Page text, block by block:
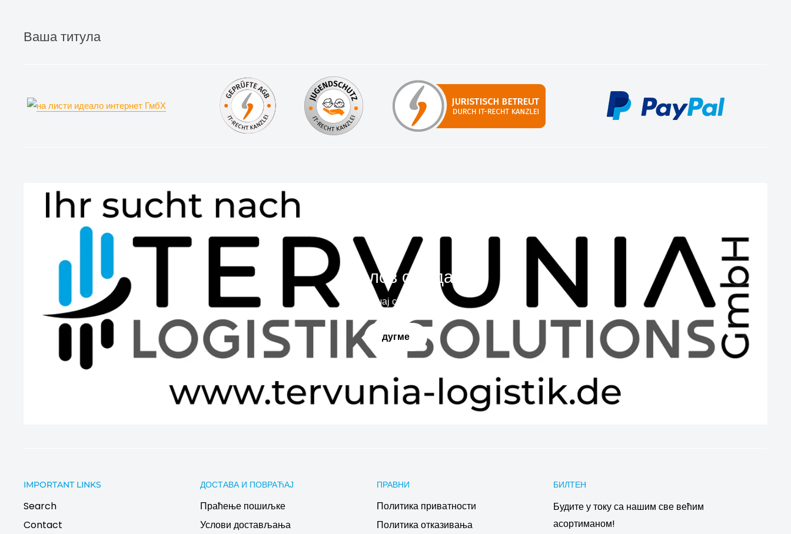
Ваша титула
Наслов слајда
Испричај своју причу
дугме
IMPORTANT LINKS
Search
Contact
ДОСТАВА И ПОВРАЋАЈ
Праћење пошиљке
Услови достављања
ПРАВНИ
Политика приватности
Политика отказивања
БИЛТЕН
Будите у току са нашим све већим
асортиманом!